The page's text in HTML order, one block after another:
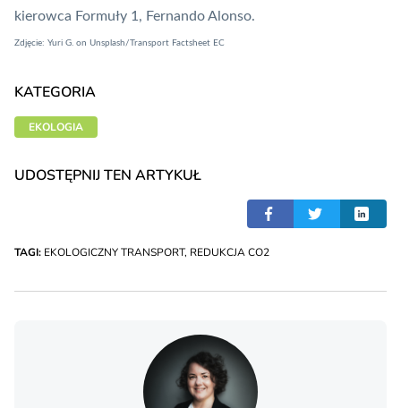
kierowca Formuły 1, Fernando Alonso.
Zdjęcie: Yuri G. on Unsplash /Transport Factsheet EC
KATEGORIA
EKOLOGIA
UDOSTĘPNIJ TEN ARTYKUŁ
TAGI: EKOLOGICZNY TRANSPORT, REDUKCJA CO2